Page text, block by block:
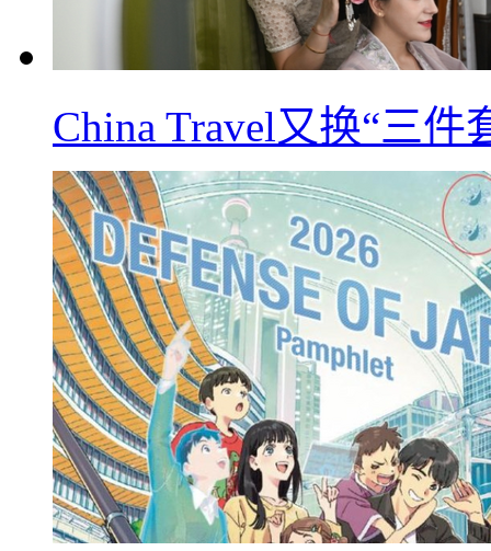
China Travel又换“三